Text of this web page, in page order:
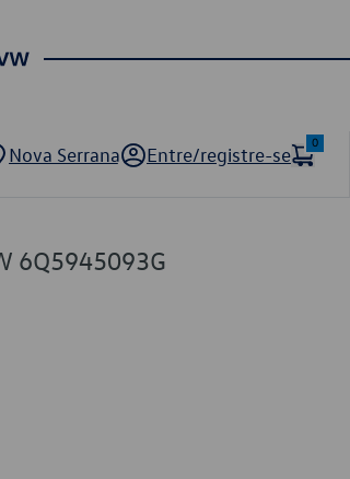
Nova Serrana Entre/registre-se
0
6Q5945093G